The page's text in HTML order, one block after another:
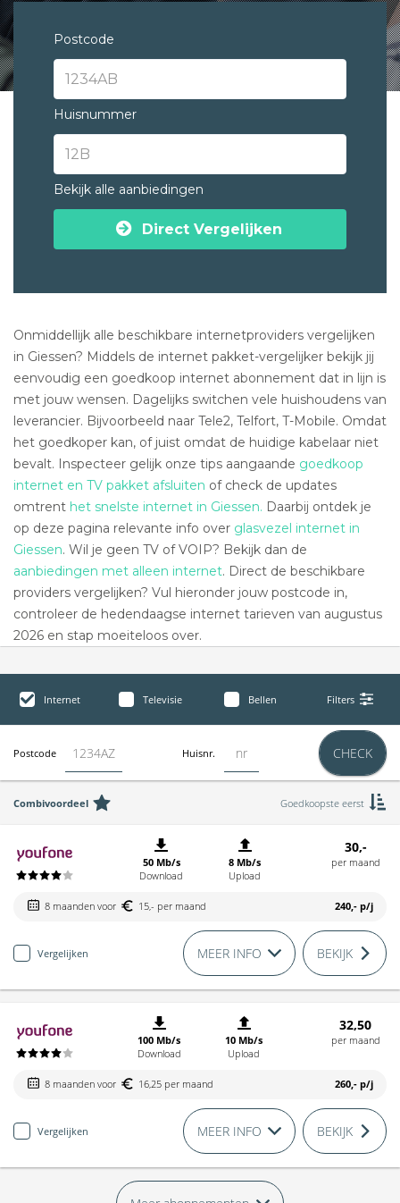
Postcode
Huisnummer
Bekijk alle aanbiedingen
Direct Vergelijken
Onmiddellijk alle beschikbare internetproviders vergelijken
in Giessen? Middels de internet pakket-vergelijker bekijk jij
eenvoudig een goedkoop internet abonnement dat in lijn is
met jouw wensen. Dagelijks switchen vele huishoudens van
leverancier. Bijvoorbeeld naar Tele2, Telfort, T-Mobile. Omdat
het goedkoper kan, of juist omdat de huidige kabelaar niet
bevalt. Inspecteer gelijk onze tips aangaande goedkoop
internet en TV pakket afsluiten of check de updates
omtrent het snelste internet in Giessen. Daarbij ontdek je
op deze pagina relevante info over glasvezel internet in
Giessen. Wil je geen TV of VOIP? Bekijk dan de
aanbiedingen met alleen internet. Direct de beschikbare
providers vergelijken? Vul hieronder jouw postcode in,
controleer de hedendaagse internet tarieven van augustus
2026 en stap moeiteloos over.
Internet Televisie Bellen Filters
Postcode Huisnr. CHECK
Combivoordeel Goedkoopste eerst
50 Mb/s
Download
8 Mb/s
Upload
30,-
per maand
8 maanden voor 15,- per maand 240,- p/j
Vergelijken MEER INFO BEKIJK
100 Mb/s
Download
10 Mb/s
Upload
32,50
per maand
8 maanden voor 16,25 per maand 260,- p/j
Vergelijken MEER INFO BEKIJK